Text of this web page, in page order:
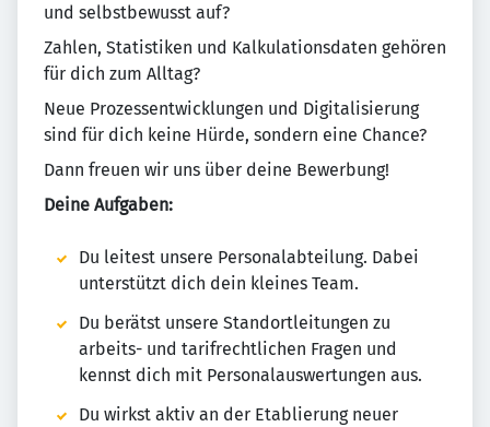
und selbstbewusst auf?
Zahlen, Statistiken und Kalkulationsdaten gehören
für dich zum Alltag?
Neue Prozessentwicklungen und Digitalisierung
sind für dich keine Hürde, sondern eine Chance?
Dann freuen wir uns über deine Bewerbung!
Deine Aufgaben:
Du leitest unsere Personalabteilung. Dabei
unterstützt dich dein kleines Team.
Du berätst unsere Standortleitungen zu
arbeits- und tarifrechtlichen Fragen und
kennst dich mit Personalauswertungen aus.
Du wirkst aktiv an der Etablierung neuer